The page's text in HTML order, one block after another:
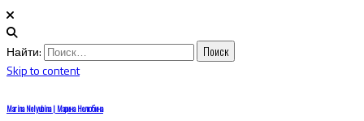
Найти:
Skip to content
Marina Nelyubina | Марина Нелюбина